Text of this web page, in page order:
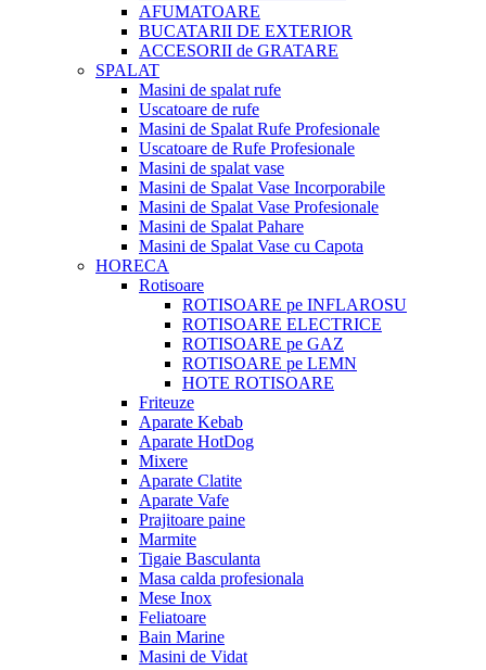
AFUMATOARE
BUCATARII DE EXTERIOR
ACCESORII de GRATARE
SPALAT
Masini de spalat rufe
Uscatoare de rufe
Masini de Spalat Rufe Profesionale
Uscatoare de Rufe Profesionale
Masini de spalat vase
Masini de Spalat Vase Incorporabile
Masini de Spalat Vase Profesionale
Masini de Spalat Pahare
Masini de Spalat Vase cu Capota
HORECA
Rotisoare
ROTISOARE pe INFLAROSU
ROTISOARE ELECTRICE
ROTISOARE pe GAZ
ROTISOARE pe LEMN
HOTE ROTISOARE
Friteuze
Aparate Kebab
Aparate HotDog
Mixere
Aparate Clatite
Aparate Vafe
Prajitoare paine
Marmite
Tigaie Basculanta
Masa calda profesionala
Mese Inox
Feliatoare
Bain Marine
Masini de Vidat